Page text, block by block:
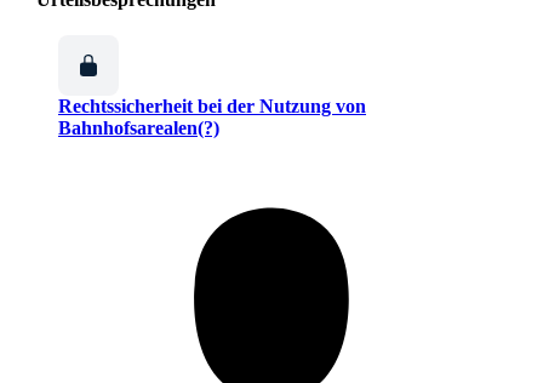
Rechtssicherheit bei der Nutzung von
Bahnhofsarealen(?)